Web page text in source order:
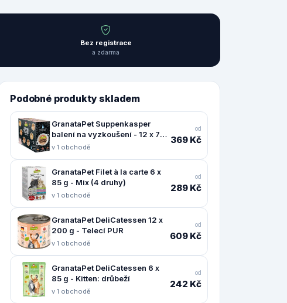
Bez registrace
a zdarma
Podobné produkty skladem
GranataPet Suppenkasper
balení na vyzkoušení - 12 x 70
g (6 druhů)
v 1 obchodě
od
369 Kč
GranataPet Filet à la carte 6 x
85 g - Mix (4 druhy)
v 1 obchodě
od
289 Kč
GranataPet DeliCatessen 12 x
200 g - Telecí PUR
v 1 obchodě
od
609 Kč
GranataPet DeliCatessen 6 x
85 g - Kitten: drůbeží
v 1 obchodě
od
242 Kč